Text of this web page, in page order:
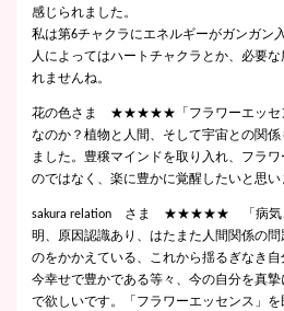
感じられました。
私は第6チャクラにエネルギーがガンガン
人によってはハートチャクラとか、必要
れませんね。
花の色さま ★★★★★「フラワーエッセン
なのか？植物と人間、そして宇宙との関
ました。豊穣マインドを取り入れ、フラ
のではなく、楽に豊かに覚醒したいと思い
sakura relation さま ★★★★★ 「病気、
明、原因認識あり、はたまた人間関係の
のをかかえている、これから揺るぎなき自
今幸せで豊かである等々、今の自分を真
で欲しいです。「フラワーエッセンス」